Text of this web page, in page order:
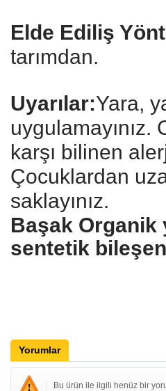
Elde Ediliş
tarımdan.
Uyarılar:Yara,
karşı bilinen
Çocuklardan
saklayınız.
Başak Organik
sentetik
Yorumlar
Bu ürün ile ilgili henüz bir